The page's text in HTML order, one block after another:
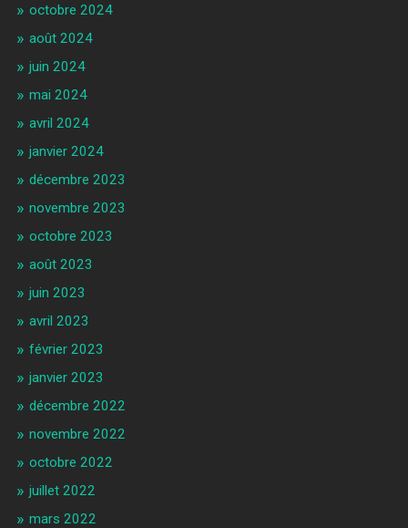
octobre 2024
août 2024
juin 2024
mai 2024
avril 2024
janvier 2024
décembre 2023
novembre 2023
octobre 2023
août 2023
juin 2023
avril 2023
février 2023
janvier 2023
décembre 2022
novembre 2022
octobre 2022
juillet 2022
mars 2022